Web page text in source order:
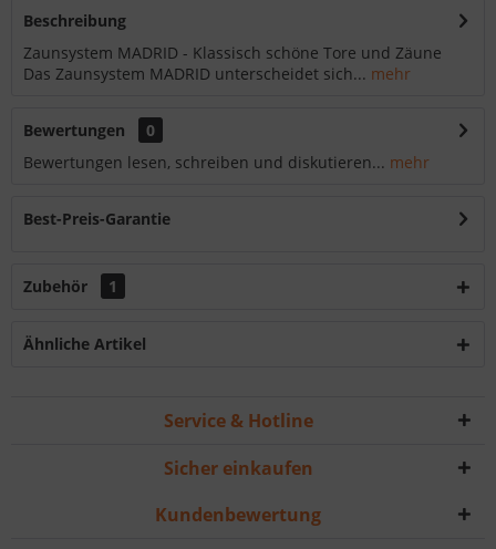
Beschreibung
Zaunsystem MADRID - Klassisch schöne Tore und Zäune
Das Zaunsystem MADRID unterscheidet sich... mehr
Bewertungen
0
Bewertungen lesen, schreiben und diskutieren... mehr
Best-Preis-Garantie
Zubehör 1
Ähnliche Artikel
Service & Hotline
Sicher einkaufen
Kundenbewertung